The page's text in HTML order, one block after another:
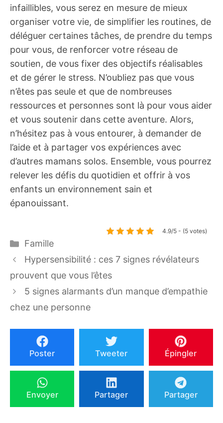
infaillibles, vous serez en mesure de mieux
organiser votre vie, de simplifier les routines, de
déléguer certaines tâches, de prendre du temps
pour vous, de renforcer votre réseau de
soutien, de vous fixer des objectifs réalisables
et de gérer le stress. N’oubliez pas que vous
n’êtes pas seule et que de nombreuses
ressources et personnes sont là pour vous aider
et vous soutenir dans cette aventure. Alors,
n’hésitez pas à vous entourer, à demander de
l’aide et à partager vos expériences avec
d’autres mamans solos. Ensemble, vous pourrez
relever les défis du quotidien et offrir à vos
enfants un environnement sain et
épanouissant.
4.9/5 - (5 votes)
Catégories
Famille
Hypersensibilité : ces 7 signes révélateurs
prouvent que vous l’êtes
5 signes alarmants d’un manque d’empathie
chez une personne
Poster Tweeter Épingler
Envoyer Partager Partager